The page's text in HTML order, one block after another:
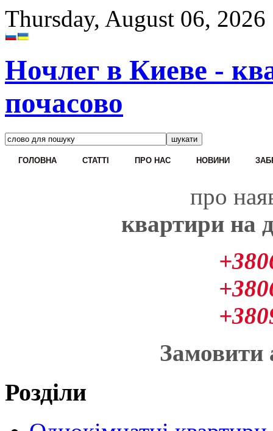
Thursday, August 06, 2026
Ночлег в Киеве -
почасово
ГОЛОВНА CТАТТІ ПРО НАС НОВИНИ
про
квартири на
Замовити
Розділи